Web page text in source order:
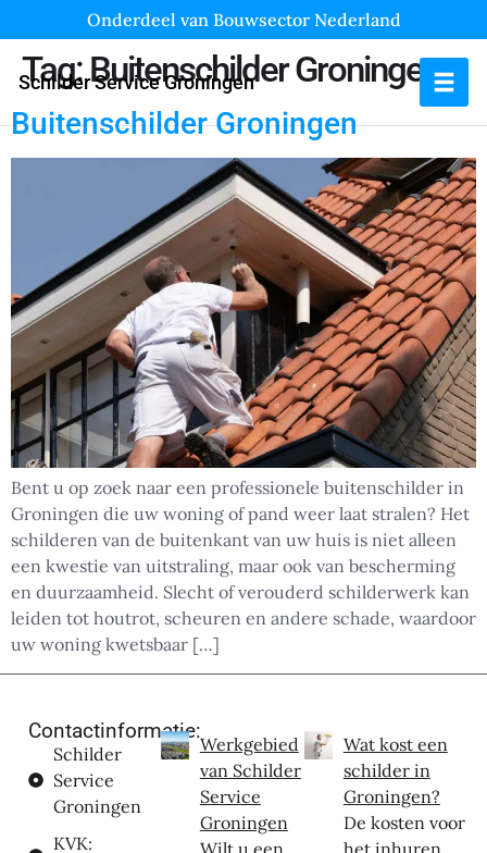
Onderdeel van Bouwsector Nederland
Schilder Service Groningen
Tag:Buitenschilder Groningen
Buitenschilder Groningen
Bent u op zoek naar een professionele buitenschilder in
Groningen die uw woning of pand weer laat stralen? Het
schilderen van de buitenkant van uw huis is niet alleen
een kwestie van uitstraling, maar ook van bescherming
en duurzaamheid. Slecht of verouderd schilderwerk kan
leiden tot houtrot, scheuren en andere schade, waardoor
uw woning kwetsbaar […]
Contactinformatie:
Schilder
Service
Groningen
KVK:
Werkgebied
van Schilder
Service
Groningen
Wilt u een
Wat kost een
schilder in
Groningen?
De kosten voor
het inhuren